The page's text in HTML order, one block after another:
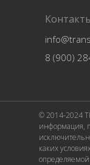
8 (900)
© 2014-2024
информация,
каких